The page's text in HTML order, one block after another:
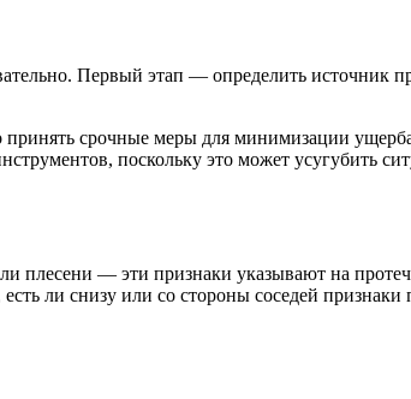
Первый этап — определить источник
срочные меры для минимизации
поскольку это может усугубить
плесени — эти признаки указывают на
ли снизу или со стороны соседей признаки